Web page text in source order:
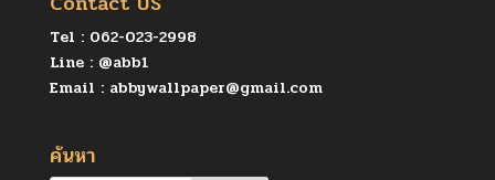
Tel : 062-023-2998
Line : @abb1
Email : abbywallpaper@gmail.com
ค้นหา